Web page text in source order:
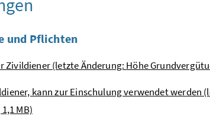
und Pflichten
(letzte Änderung: Höhe
kann zur Einschulung verwendet werden
MB)